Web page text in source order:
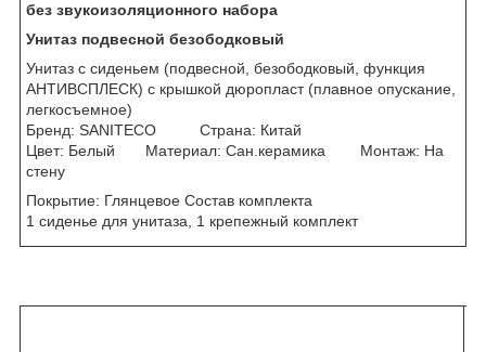
без звукоизоляционного набора
Унитаз подвесной безободковый
Унитаз с сиденьем (подвесной, безободковый, функция
АНТИВСПЛЕСК) с крышкой дюропласт (плавное опускание,
легкосъемное)
Бренд: SANITECO Страна: Китай
Цвет: Белый Материал: Сан.керамика Монтаж: На
стену
Покрытие: Глянцевое Состав комплекта
1 сиденье для унитаза, 1 крепежный комплект